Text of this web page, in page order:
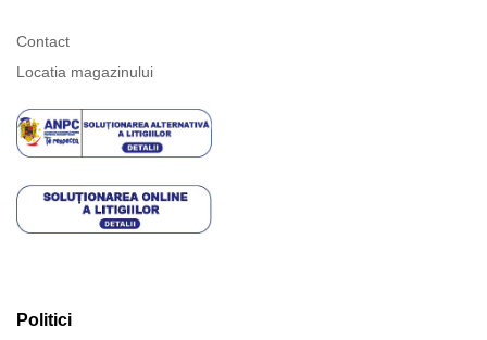
Contact
Locatia magazinului
Politici